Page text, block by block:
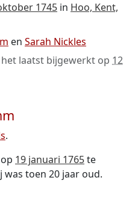
1745 in Hoo, Kent,
en Sarah Nickles
laatst bijgewerkt op 12
.
19 januari 1765te
was toen 20 jaar oud.